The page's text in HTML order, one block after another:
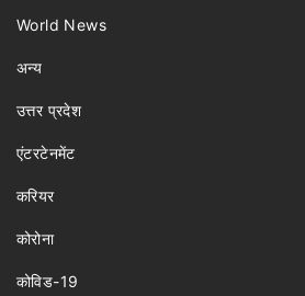
World News
अन्य
उत्तर प्रदेश
एंटरटेनमेंट
करियर
कोरोना
कोविड-19